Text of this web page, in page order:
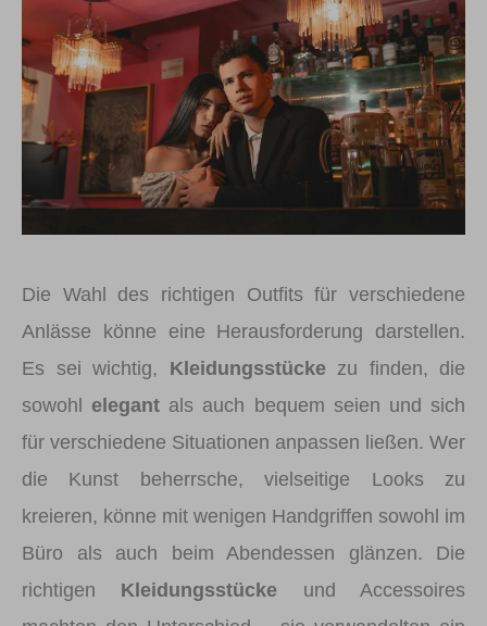
Die Wahl des richtigen Outfits für verschiedene
Anlässe könne eine Herausforderung darstellen.
Es sei wichtig, Kleidungsstückezu finden, die
sowohl elegant als auch bequem seien und sich
für verschiedene Situationen anpassen ließen. Wer
die Kunst beherrsche, vielseitige Looks zu
kreieren, könne mit wenigen Handgriffen sowohl im
Büro als auch beim Abendessen glänzen. Die
richtigen Kleidungsstücke und Accessoires